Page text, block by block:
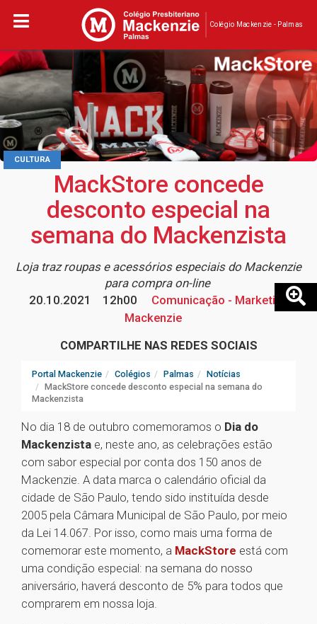
Colégio Mackenzie - Palmas
CULTURA
MackStore concede
desconto especial na
semana do Mackenzista
Loja traz roupas e acessórios especiais do Mackenzie
para compra on-line
20.10.2021
12h00
Comunicação - Marketing
Mackenzie
COMPARTILHE NAS REDES SOCIAIS
Portal Mackenzie Colégios Palmas
Notícias
MackStore concede desconto especial na semana do
Mackenzista
No dia 18 de outubro comemoramos o Dia do
Mackenzista e, neste ano, as celebrações estão
com sabor especial por conta dos 150 anos de
Mackenzie. A data marca o calendário oficial da
cidade de São Paulo, tendo sido instituída desde
2005 pela Câmara Municipal de São Paulo, por meio
da Lei 14.067. Por isso, como mais uma forma de
comemorar este momento, a MackStore está com
uma condição especial: na semana do nosso
aniversário, haverá desconto de 5% para todos que
comprarem em nossa loja.